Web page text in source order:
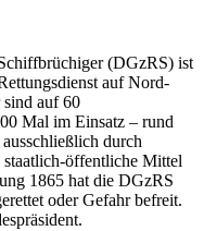
(DGzRS) ist
auf Nord-
sind auf 60
Mal im Einsatz – rund
durch
öffentliche Mittel
1865 hat die DGzRS
oder Gefahr befreit.